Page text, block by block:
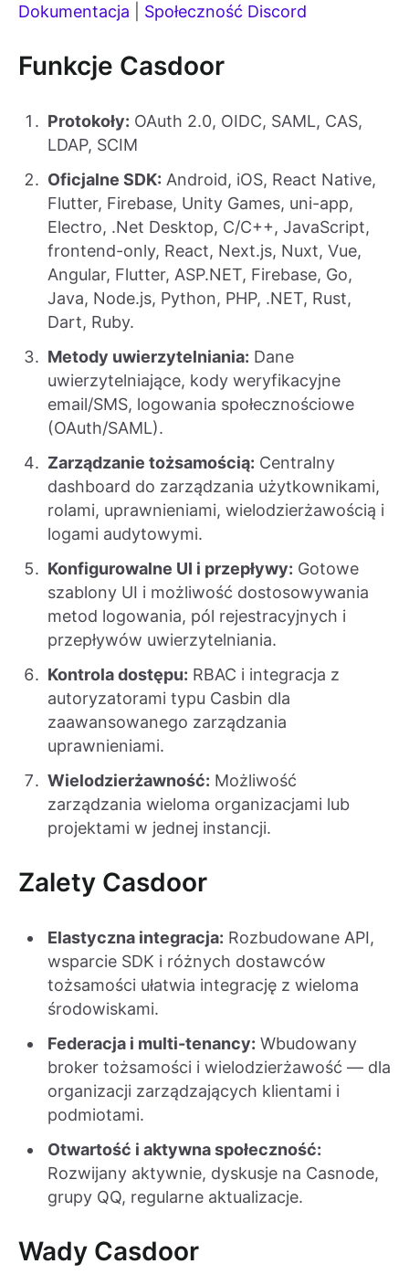
Dokumentacja
Społeczność Discord
Funkcje Casdoor
Protokoły: OAuth 2.0, OIDC, SAML, CAS,
LDAP, SCIM
Oficjalne SDK: Android, iOS, React Native,
Flutter, Firebase, Unity Games, uni-app,
Electro, .Net Desktop, C/C++, JavaScript,
frontend-only, React, Next.js, Nuxt, Vue,
Angular, Flutter, ASP.NET, Firebase, Go,
Java, Node.js, Python, PHP, .NET, Rust,
Dart, Ruby.
Metody uwierzytelniania: Dane
uwierzytelniające, kody weryfikacyjne
email/SMS, logowania społecznościowe
(OAuth/SAML).
Zarządzanie tożsamością: Centralny
dashboard do zarządzania użytkownikami,
rolami, uprawnieniami, wielodzierżawością i
logami audytowymi.
Konfigurowalne UI i przepływy: Gotowe
szablony UI i możliwość dostosowywania
metod logowania, pól rejestracyjnych i
przepływów uwierzytelniania.
Kontrola dostępu: RBAC i integracja z
autoryzatorami typu Casbin dla
zaawansowanego zarządzania
uprawnieniami.
Wielodzierżawność: Możliwość
zarządzania wieloma organizacjami lub
projektami w jednej instancji.
Zalety Casdoor
Elastyczna integracja: Rozbudowane API,
wsparcie SDK i różnych dostawców
tożsamości ułatwia integrację z wieloma
środowiskami.
Federacja i multi-tenancy: Wbudowany
broker tożsamości i wielodzierżawość — dla
organizacji zarządzających klientami i
podmiotami.
Otwartość i aktywna społeczność:
Rozwijany aktywnie, dyskusje na Casnode,
grupy QQ, regularne aktualizacje.
Wady Casdoor